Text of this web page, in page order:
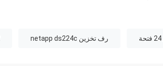
رف تخزين netapp ds224c